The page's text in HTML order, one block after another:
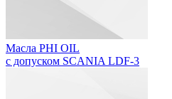
Масла PHI OIL
с допуском SCANIA LDF-3